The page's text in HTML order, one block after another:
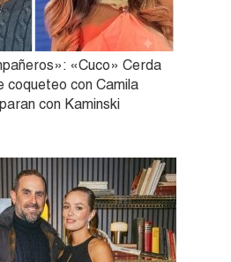
«Cuco» Cerda
coqueteo con Camila
con Kaminski